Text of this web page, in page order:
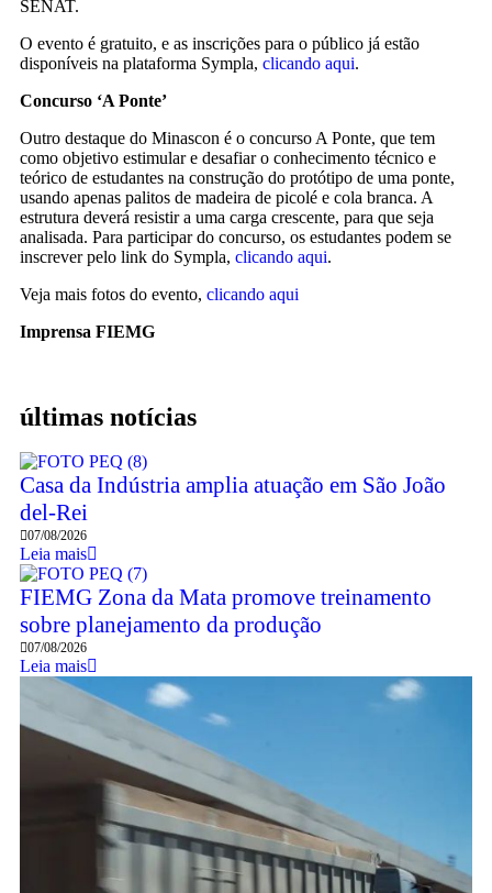
SENAT.
O evento é gratuito, e as inscrições para o público já estão
disponíveis na plataforma Sympla, clicando aqui.
Concurso ‘A Ponte’
Outro destaque do Minascon é o concurso A Ponte, que tem
como objetivo estimular e desafiar o conhecimento técnico e
teórico de estudantes na construção do protótipo de uma ponte,
usando apenas palitos de madeira de picolé e cola branca. A
estrutura deverá resistir a uma carga crescente, para que seja
analisada. Para participar do concurso, os estudantes podem se
inscrever pelo link do Sympla, clicando aqui.
Veja mais fotos do evento, clicando aqui
Imprensa FIEMG
últimas notícias
Casa da Indústria amplia atuação em São João
del-Rei
07/08/2026
Leia mais
FIEMG Zona da Mata promove treinamento
sobre planejamento da produção
07/08/2026
Leia mais